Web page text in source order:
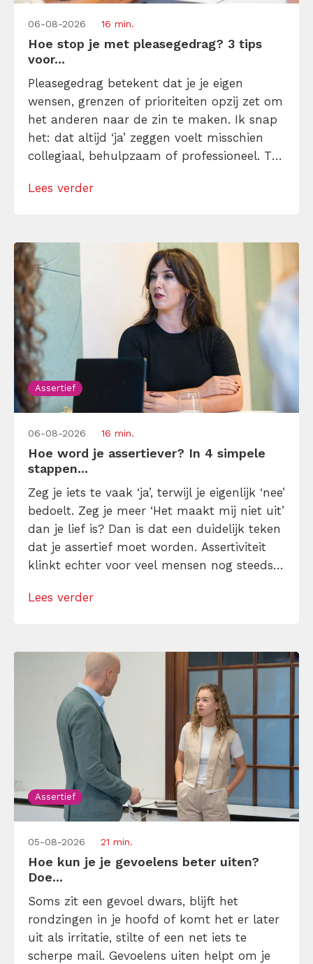
06-08-2026 16 min.
Hoe stop je met pleasegedrag? 3 tips
voor...
Pleasegedrag betekent dat je je eigen
wensen, grenzen of prioriteiten opzij zet om
het anderen naar de zin te maken. Ik snap
het: dat altijd ‘ja’ zeggen voelt misschien
collegiaal, behulpzaam of professioneel. Tot
andermans prioriteiten en je eigen werk
[…]
Lees verder
Assertief
06-08-2026 16 min.
Hoe word je assertiever? In 4 simpele
stappen...
Zeg je iets te vaak ‘ja’, terwijl je eigenlijk ‘nee’
bedoelt. Zeg je meer ‘Het maakt mij niet uit’
dan je lief is? Dan is dat een duidelijk teken
dat je assertief moet worden. Assertiviteit
klinkt echter voor veel mensen nog steeds
maar dat is niet zo. Assertiviteit draait juist
Lees verder
Assertief
05-08-2026 21 min.
Hoe kun je je gevoelens beter uiten?
Doe...
Soms zit een gevoel dwars, blijft het
rondzingen in je hoofd of komt het er later
uit als irritatie, stilte of een net iets te
scherpe mail. Gevoelens uiten helpt om je